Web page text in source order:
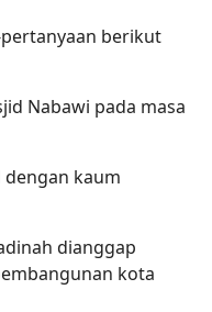
berikut
Nabawi pada masa
dengan kaum
dianggap
kota